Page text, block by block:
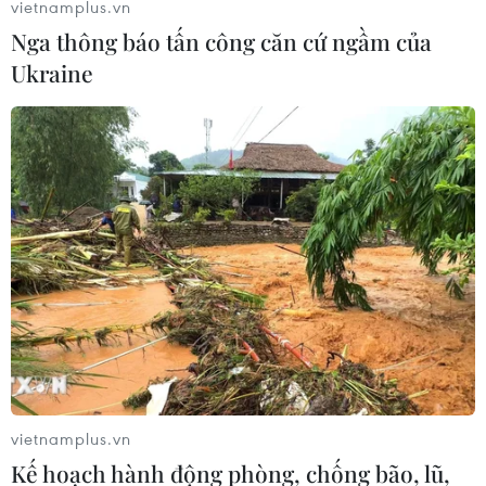
Siết giám định, kiểm soát chặt chi phí khám
chữa bệnh bảo hiểm y tế
Điều trị hiệu quả ca ung thư phổi mang đồng
thời hai đột biến gen hiếm gặp
Giao chỉ tiêu bao phủ bảo hiểm y tế toàn quốc
đạt 100% vào năm 2030
TIN LIÊN QUAN
vietnamplus.vn
Nga thông báo tấn công căn cứ ngầm của
Ukraine
vietnamplus.vn
Kế hoạch hành động phòng, chống bão, lũ,